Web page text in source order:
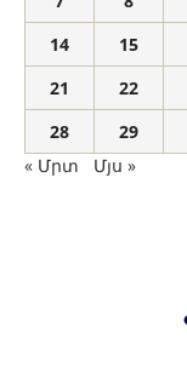
14
15
21
22
28
29
« Մրտ
Մյս »